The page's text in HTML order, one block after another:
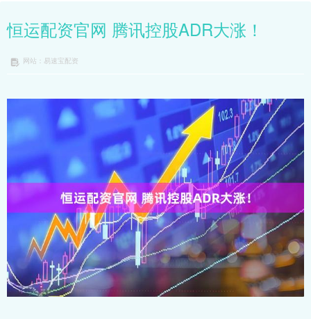
恒运配资官网 腾讯控股ADR大涨！
网站：易速宝配资